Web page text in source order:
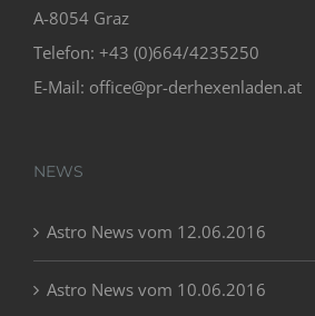
A-8054 Graz
Telefon: +43 (0)664/4235250
E-Mail: office@pr-derhexenladen.at
NEWS
Astro News vom 12.06.2016
Astro News vom 10.06.2016